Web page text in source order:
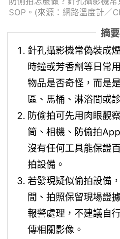
SOP。(來源：網路溫度計／
摘要
針孔攝影機常偽裝成
時鐘或芳香劑等日常
物品是否奇怪，而是
區、馬桶、淋浴間或
防偷拍可先用肉眼觀
筒、相機、防偷拍
沒有任何工具能保證
拍設備。
若發現疑似偷拍設備
間、拍照保留現場證
報警處理，不建議自
傳相關影像。